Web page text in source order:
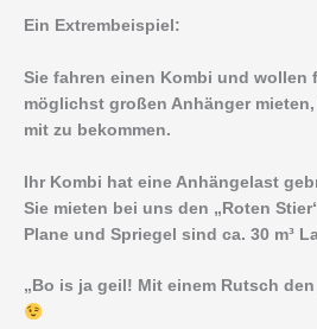
Ein Extrembeispiel:
Sie fahren einen Kombi und wollen
möglichst großen Anhänger
mit zu bekommen.
Ihr Kombi hat eine Anhängelast
Sie mieten bei uns den „Roten
Plane und Spriegel sind ca. 30 m³
„Bo is ja geil! Mit einem Rutsch